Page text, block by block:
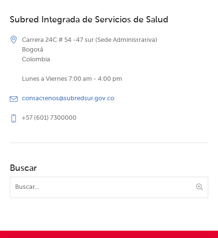
Subred Integrada de Servicios de Salud
Carrera 24C # 54 -47 sur (Sede Administrativa)
Bogotá
Colombia
Lunes a Viernes 7:00 am - 4:00 pm
contactenos@subredsur.gov.co
+57 (601) 7300000
Buscar